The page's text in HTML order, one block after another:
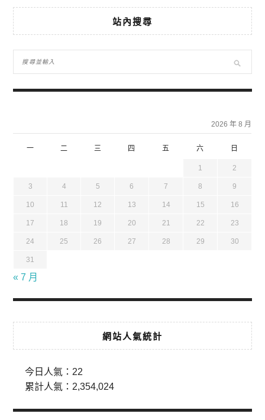
站內搜尋
2026 年 8 月
一 二 三 四 五 六 日
1 2
3 4 5 6 7 8 9
10 11 12 13 14 15 16
17 18 19 20 21 22 23
24 25 26 27 28 29 30
31
« 7 月
網站人氣統計
今日人氣： 22
累計人氣： 2,354,024